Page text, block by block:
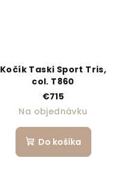
Kočík Taski Sport Tris,
col. T860
€715
Na objednávku
Do košíka